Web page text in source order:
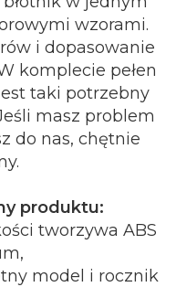
wzorami.
i dopasowanie
komplecie pełen
taki potrzebny
masz problem
do nas, chętnie
produktu:
tworzywa ABS
model i rocznik